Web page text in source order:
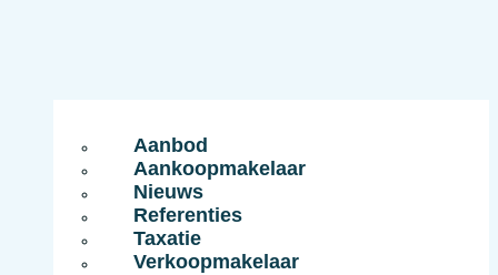
Aanbod
Aankoopmakelaar
Nieuws
Referenties
Taxatie
Verkoopmakelaar